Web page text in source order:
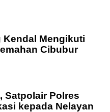
Kendal Mengikuti
Cibubur
Satpolair Polres
kepada Nelayan